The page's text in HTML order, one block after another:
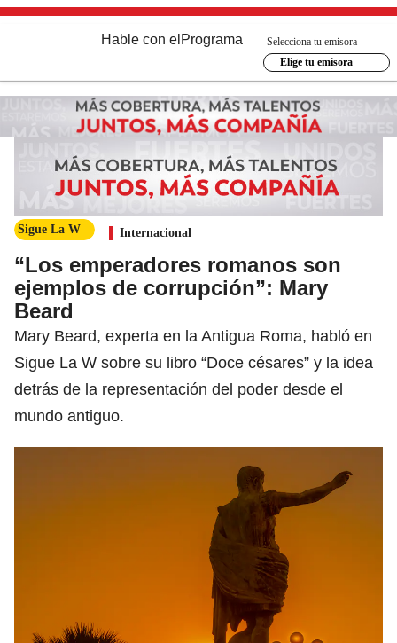
Hable con el Programa
Selecciona tu emisora
Elige tu emisora
Sigue La W Internacional
“Los emperadores romanos son
ejemplos de corrupción”: Mary
Beard
Mary Beard, experta en la Antigua Roma, habló en
Sigue La W sobre su libro “Doce césares” y la idea
detrás de la representación del poder desde el
mundo antiguo.